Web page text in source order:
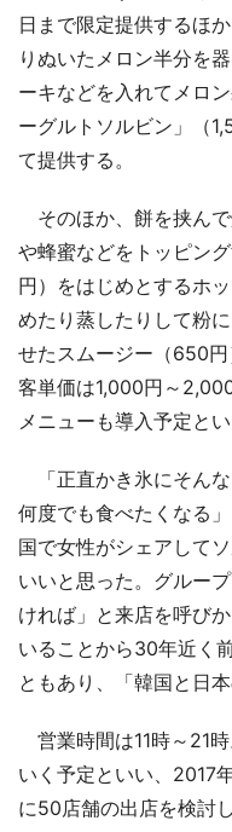
日まで限定提供するほ
りぬいたメロン半分を
ーキなどを入れてメロ
ーグルトソルビン」（
て提供する。
そのほか、餅を挟ん
や蜂蜜などをトッピン
円）をはじめとするホ
めたり蒸したりして粉
せたスムージー（650円
客単価は1,000円～
メニューも導入予定とい
「正直かき氷にそん
何度でも食べたくなる
国で女性がシェアして
いいと思った。グルー
ければ」と来店を呼び
いることから30年近く
ともあり、「韓国と日
営業時間は11時～21
いく予定といい、2017
に50店舗の出店を検討し